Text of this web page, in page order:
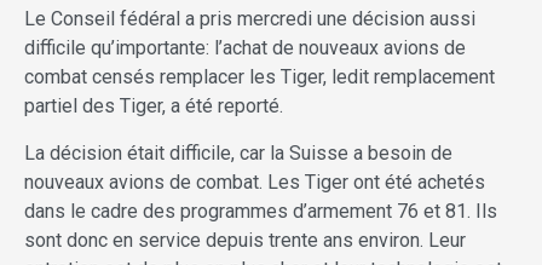
Le Conseil fédéral a pris mercredi une décision aussi
difficile qu’importante: l’achat de nouveaux avions de
combat censés remplacer les Tiger, ledit remplacement
partiel des Tiger, a été reporté.
La décision était difficile, car la Suisse a besoin de
nouveaux avions de combat. Les Tiger ont été achetés
dans le cadre des programmes d’armement 76 et 81. Ils
sont donc en service depuis trente ans environ. Leur